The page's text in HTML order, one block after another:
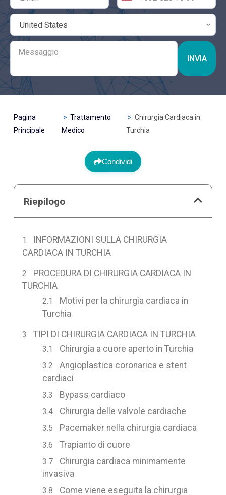
INVIA
Pagina
Principale
Trattamento
Medico
Chirurgia Cardiaca in
Turchia
Condividi
Riepilogo
INFORMAZIONI SULLA CHIRURGIA
CARDIACA IN TURCHIA
PROCEDURA DI CHIRURGIA CARDIACA IN
TURCHIA
Motivi per la chirurgia cardiaca in
Turchia
TIPI DI CHIRURGIA CARDIACA IN TURCHIA
Chirurgia a cuore aperto in Turchia
Angioplastica coronarica e stent
cardiaci
Bypass cardiaco
Chirurgia delle valvole cardiache
Pacemaker nella chirurgia cardiaca
Trapianto di cuore
Chirurgia cardiaca minimamente
invasiva
Come viene eseguita la chirurgia